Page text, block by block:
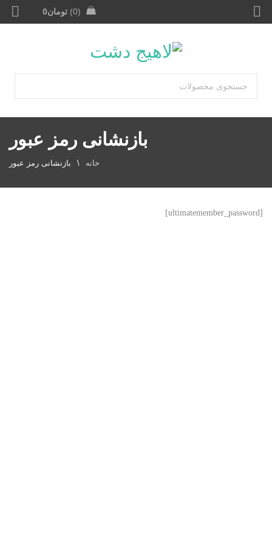
تومان0 0
بازنشانی رمز عبور
خانه \ بازنشانی رمز عبور
[ultimatemember_password]